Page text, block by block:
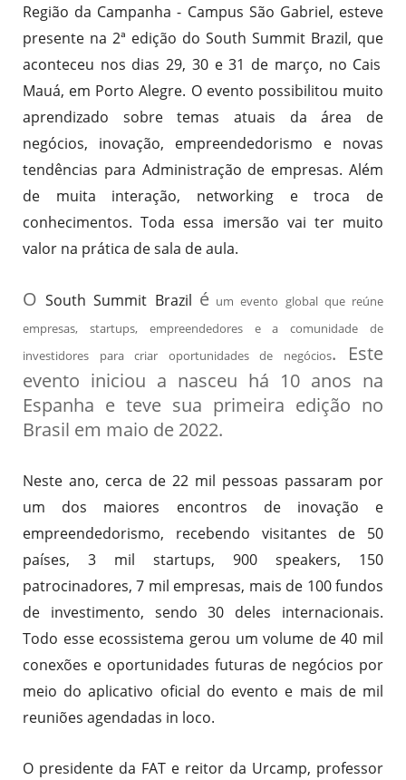
Região da Campanha - Campus São Gabriel, esteve
presente na 2ª edição do South Summit Brazil, que
aconteceu nos dias 29, 30 e 31 de março, no Cais
Mauá, em Porto Alegre. O evento possibilitou muito
aprendizado sobre temas atuais da área de
negócios, inovação, empreendedorismo e novas
tendências para Administração de empresas. Além
de muita interação, networking e troca de
conhecimentos. Toda essa imersão vai ter muito
valor na prática de sala de aula.
OSouth Summit Brazil éum evento global que reúne
empresas, startups, empreendedores e a comunidade de
investidores para criar oportunidades de negócios. Este
evento iniciou a nasceu há 10 anos na
Espanha e teve sua primeira edição no
Brasil em maio de 2022.
Neste ano, cerca de 22 mil pessoas passaram por
um dos maiores encontros de inovação e
empreendedorismo, recebendo visitantes de 50
países, 3 mil startups, 900 speakers, 150
patrocinadores, 7 mil empresas, mais de 100 fundos
de investimento, sendo 30 deles internacionais.
Todo esse ecossistema gerou um volume de 40 mil
conexões e oportunidades futuras de negócios por
meio do aplicativo oficial do evento e mais de mil
reuniões agendadas in loco.
O presidente da FAT e reitor da Urcamp, professor